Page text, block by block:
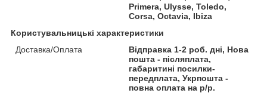
Primera, Ulysse, Toledo,
Corsa, Octavia, Ibiza
Користувальницькі характеристики
Доставка/Оплата
Відправка 1-2 роб. дні, Нова
пошта - післяплата,
габаритині посилки-
передплата, Укрпошта -
повна оплата на р/р.